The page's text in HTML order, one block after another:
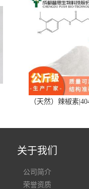
（天然）辣椒素
关于我们
公司简介
荣誉资质